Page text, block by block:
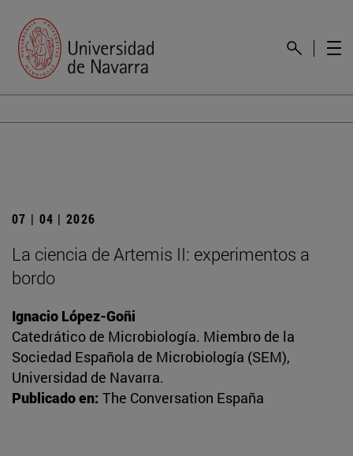
07 | 04 | 2026
La ciencia de Artemis II: experimentos a
bordo
Ignacio López-Goñi
Catedrático de Microbiología. Miembro de la
Sociedad Española de Microbiología (SEM),
Universidad de Navarra.
Publicado en: The Conversation España